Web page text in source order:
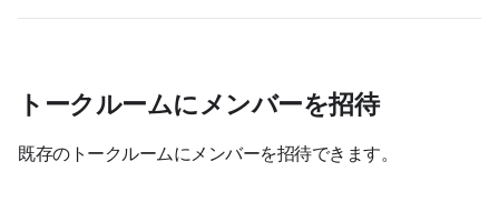
トークルームにメンバーを招待
既存のトークルームにメンバーを招待できます。